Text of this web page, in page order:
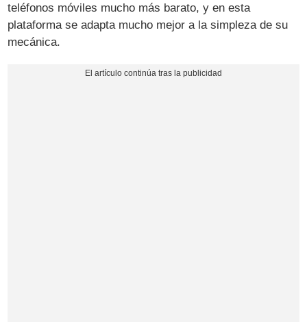
teléfonos móviles mucho más barato, y en esta
plataforma se adapta mucho mejor a la simpleza de su
mecánica.